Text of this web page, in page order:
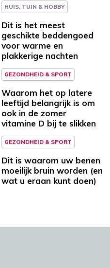
HUIS, TUIN & HOBBY
Dit is het meest
geschikte beddengoed
voor warme en
plakkerige nachten
GEZONDHEID & SPORT
Waarom het op latere
leeftijd belangrijk is om
ook in de zomer
vitamine D bij te slikken
GEZONDHEID & SPORT
Dit is waarom uw benen
moeilijk bruin worden (en
wat u eraan kunt doen)